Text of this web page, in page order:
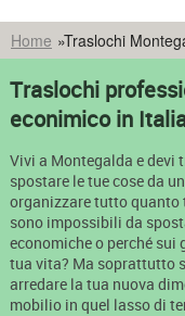
Home »Traslochi
Traslochi
econimico in
Vivi a Montegalda e devi
spostare le tue cose da
organizzare tutto quanto
sono impossibili da
economiche o perché
tua vita? Ma soprattutto
arredare la tua nuova
mobilio in quel lasso di